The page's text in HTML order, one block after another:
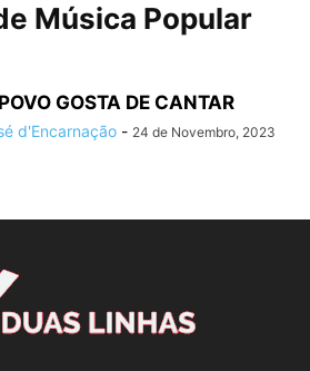
Música Popular
GOSTA DE CANTAR
d'Encarnação - 24 de Novembro, 2023